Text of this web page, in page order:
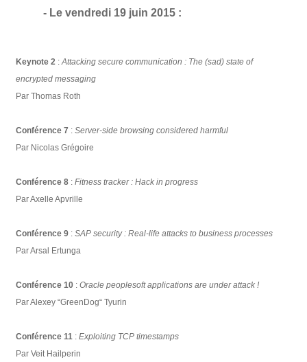
- Le vendredi 19 juin 2015 :
Keynote 2 :Attacking secure communication : The (sad) state of
encrypted messaging
Par Thomas Roth
Conférence 7 :Server-side browsing considered harmful
Par Nicolas Grégoire
Conférence 8 :Fitness tracker : Hack in progress
Par Axelle Apvrille
Conférence 9 :SAP security : Real-life attacks to business processes
Par Arsal Ertunga
Conférence 10 :Oracle peoplesoft applications are under attack !
Par Alexey “GreenDog“ Tyurin
Conférence 11 :Exploiting TCP timestamps
Par Veit Hailperin